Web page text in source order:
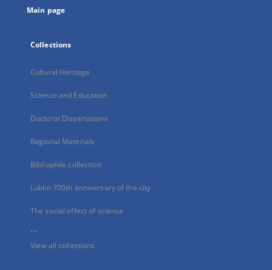
Main page
Collections
Cultural Heritage
Science and Education
Doctoral Dissertations
Regional Materials
Bibliophile collection
Lublin 700th anniversary of the city
The social effect of science
...
View all collections